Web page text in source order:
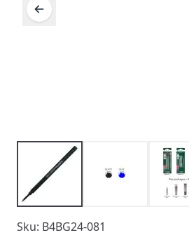
Sku: B4BG24-081